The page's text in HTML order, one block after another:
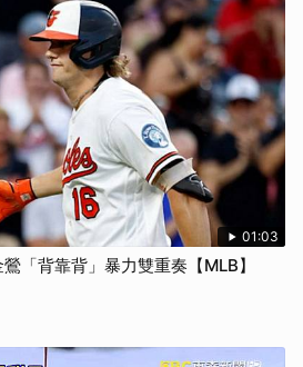
01:03
「背靠背」暴力雙重奏【MLB】